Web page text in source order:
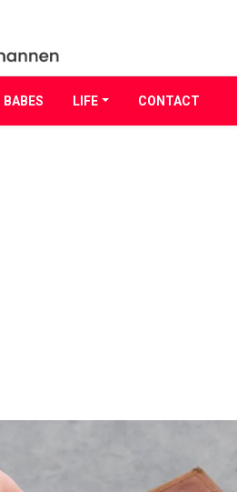
BABES LIFE CONTACT